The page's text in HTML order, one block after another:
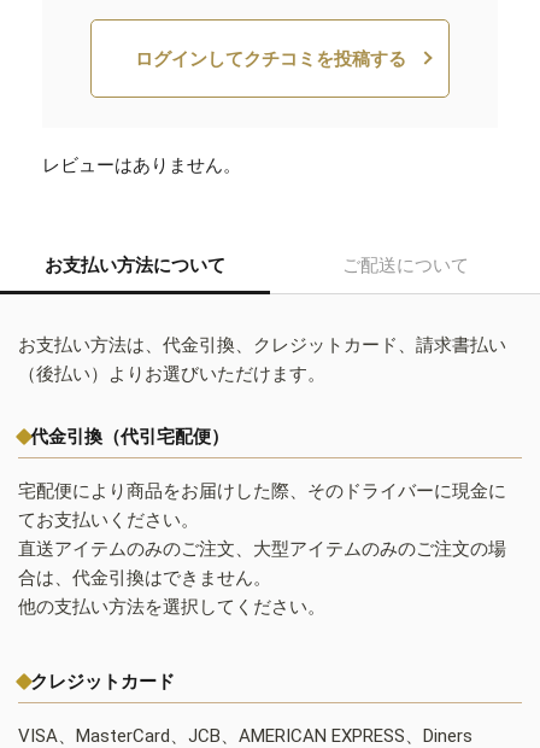
ログインしてクチコミを投稿する
レビューはありません。
お支払い方法について ご配送について
お支払い方法は、代金引換、クレジットカード、請求書払い
（後払い）よりお選びいただけます。
代金引換（代引宅配便）
宅配便により商品をお届けした際、そのドライバーに現金に
てお支払いください。
直送アイテムのみのご注文、大型アイテムのみのご注文の場
合は、代金引換はできません。
他の支払い方法を選択してください。
クレジットカード
VISA、MasterCard、JCB、AMERICAN EXPRESS、Diners